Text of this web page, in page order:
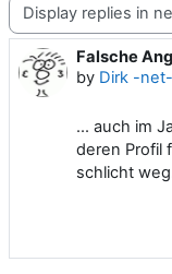
Display mode
Falsche
by Dirk -
Number of
... auch im
deren Profil
schlicht